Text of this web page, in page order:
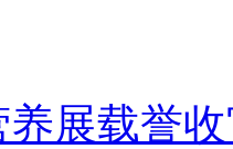
养展载誉